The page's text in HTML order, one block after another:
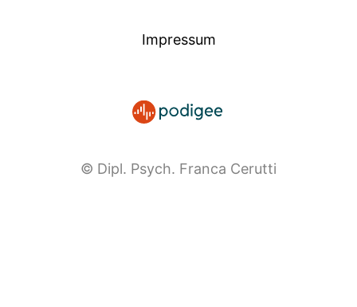
Impressum
© Dipl. Psych. Franca Cerutti